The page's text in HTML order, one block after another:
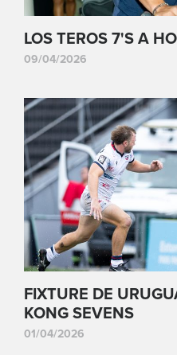
LOS TEROS 7'S A
09/04/2026
FIXTURE DE
KONG SEVENS
01/04/2026